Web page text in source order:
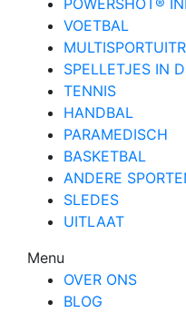
POWERSHOT®
VOETBAL
SPELLETJES IN
TENNIS
HANDBAL
PARAMEDISCH
BASKETBAL
ANDERE
SLEDES
UITLAAT
Menu
OVER ONS
BLOG